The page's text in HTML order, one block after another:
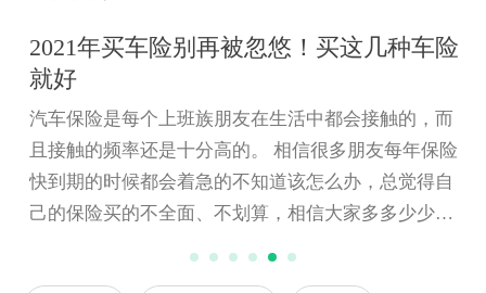
全额赔付了。因此，建议消费者在为新车购买车险
时，应给车损险与第三者责任险分别投保不计免赔
险，使理赔权益最大化。
目前市场上常见的汽车保险品种非常多，除了
必要的交强险外，其余的都由车主自行选择。因
2021年买车险别再被忽悠！买这几种车险
就好
汽车保险是每个上班族朋友在生活中都会接触的，而
且接触的频率还是十分高的。 相信很多朋友每年保险
快到期的时候都会着急的不知道该怎么办，总觉得自
己的保险买的不全面、不划算，相信大家多多少少也